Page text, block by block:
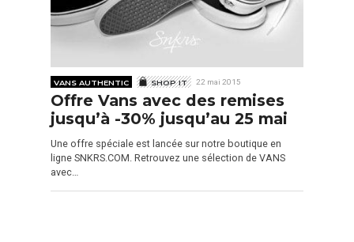
VANS AUTHENTIC SHOP IT 22 mai 2015
Offre Vans avec des remises
jusqu’à -30% jusqu’au 25 mai
Une offre spéciale est lancée sur notre boutique en
ligne SNKRS.COM. Retrouvez une sélection de VANS
avec…